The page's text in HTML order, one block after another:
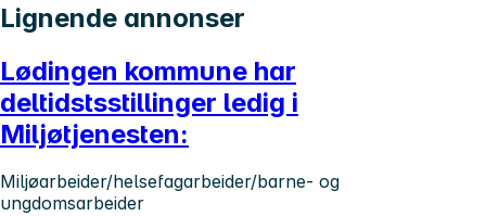
Lignende annonser
Lødingen kommune har
deltidstsstillinger ledig i
Miljøtjenesten:
Miljøarbeider/helsefagarbeider/barne- og
ungdomsarbeider